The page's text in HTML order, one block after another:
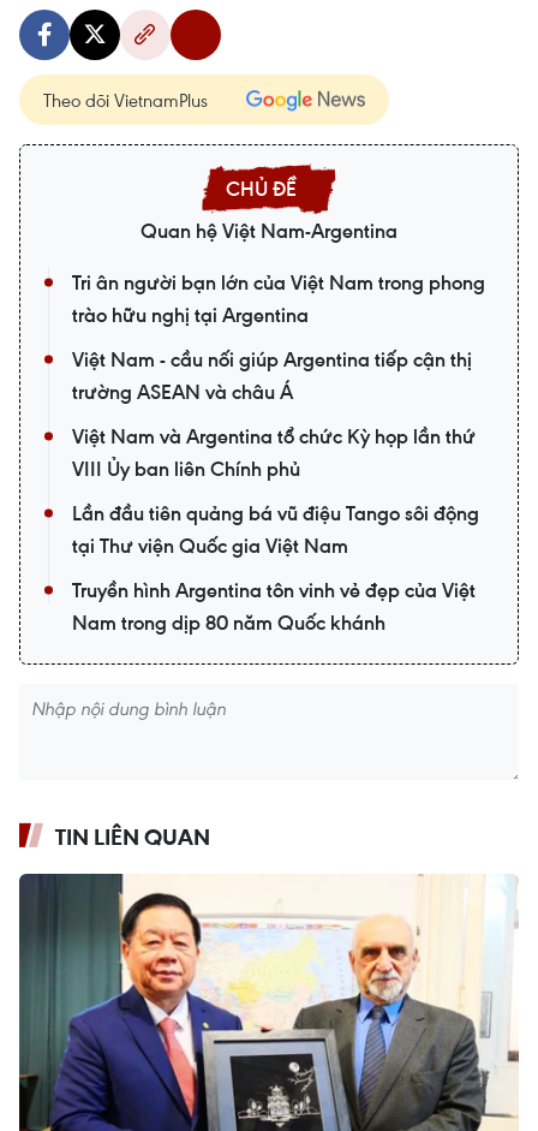
Theo dõi VietnamPlus
Quan hệ Việt Nam-Argentina
Tri ân người bạn lớn của Việt Nam trong phong
trào hữu nghị tại Argentina
Việt Nam - cầu nối giúp Argentina tiếp cận thị
trường ASEAN và châu Á
Việt Nam và Argentina tổ chức Kỳ họp lần thứ
VIII Ủy ban liên Chính phủ
Lần đầu tiên quảng bá vũ điệu Tango sôi động
tại Thư viện Quốc gia Việt Nam
Truyền hình Argentina tôn vinh vẻ đẹp của Việt
Nam trong dịp 80 năm Quốc khánh
TIN LIÊN QUAN